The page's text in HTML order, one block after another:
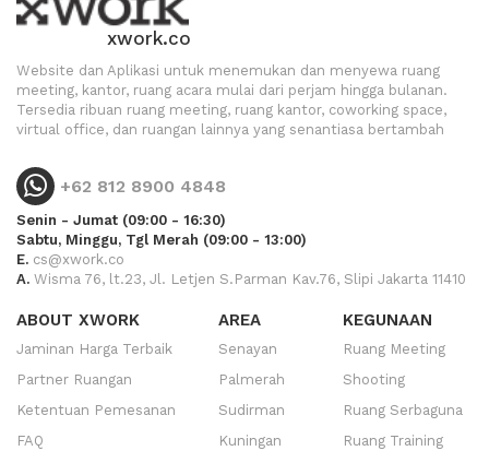
xwork.co
Website dan Aplikasi untuk menemukan dan menyewa ruang
meeting, kantor, ruang acara mulai dari perjam hingga bulanan.
Tersedia ribuan ruang meeting, ruang kantor, coworking space,
virtual office, dan ruangan lainnya yang senantiasa bertambah
+62 812 8900 4848
Senin - Jumat (09:00 - 16:30)
Sabtu, Minggu, Tgl Merah (09:00 - 13:00)
E. cs@xwork.co
A. Wisma 76, lt.23, Jl. Letjen S.Parman Kav.76, Slipi Jakarta 11410
ABOUT XWORK
Jaminan Harga Terbaik
Partner Ruangan
Ketentuan Pemesanan
FAQ
AREA
Senayan
Palmerah
Sudirman
Kuningan
KEGUNAAN
Ruang Meeting
Shooting
Ruang Serbaguna
Ruang Training